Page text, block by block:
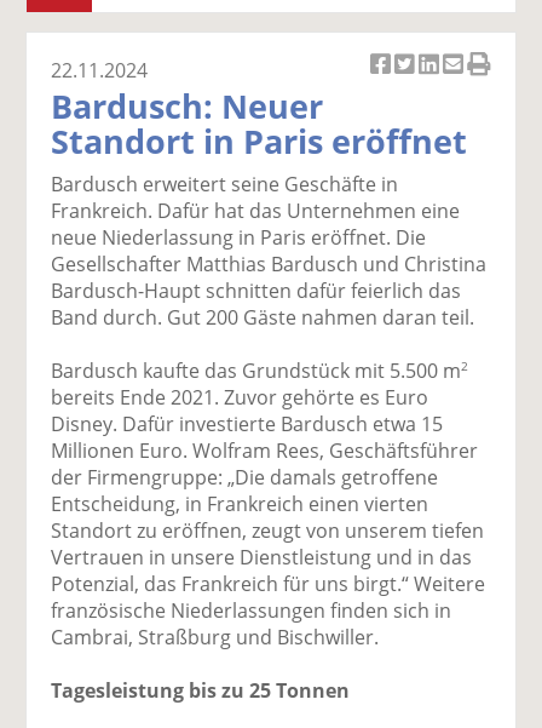
u
c
k
el
a
uf
F
ac
e
b
o
o
k
te
il
e
n
k
t
wi
tt
er
n
k
uf
Li
n
k
e
di
n
te
il
e
n
k
er
E
m
ai
l
er
n
d
n
e
n
22.11.2024
Bardusch: Neuer
Standort in Paris eröffnet
Bardusch erweitert seine Geschäfte in
Frankreich. Dafür hat das Unternehmen eine
neue Niederlassung in Paris eröffnet. Die
Gesellschafter Matthias Bardusch und Christina
Bardusch-Haupt schnitten dafür feierlich das
Band durch. Gut 200 Gäste nahmen daran teil.
Bardusch kaufte das Grundstück mit 5.500 m2
bereits Ende 2021. Zuvor gehörte es Euro
Disney. Dafür investierte Bardusch etwa 15
Millionen Euro. Wolfram Rees, Geschäftsführer
der Firmengruppe: „Die damals getroffene
Entscheidung, in Frankreich einen vierten
Standort zu eröffnen, zeugt von unserem tiefen
Vertrauen in unsere Dienstleistung und in das
Potenzial, das Frankreich für uns birgt.“ Weitere
französische Niederlassungen finden sich in
Cambrai, Straßburg und Bischwiller.
Tagesleistung bis zu 25 Tonnen